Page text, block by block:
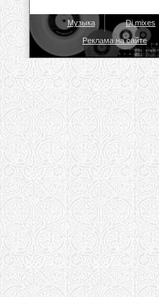
Музыка Dj mixes
Реклама на сайте